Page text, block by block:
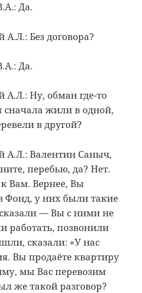
Да.
Без договора?
Да.
А.Л.: Ну, обман где-то
жили в одной,
в другой?
А.Л.: Валентин Саныч,
перебью, да? Нет.
Вам. Вернее, Вы
Фонд, у них были такие
— Вы с ними не
работать, позвонили
сказали: «У нас
Вы продаёте квартиру
мы Вас перевозим
же такой разговор?